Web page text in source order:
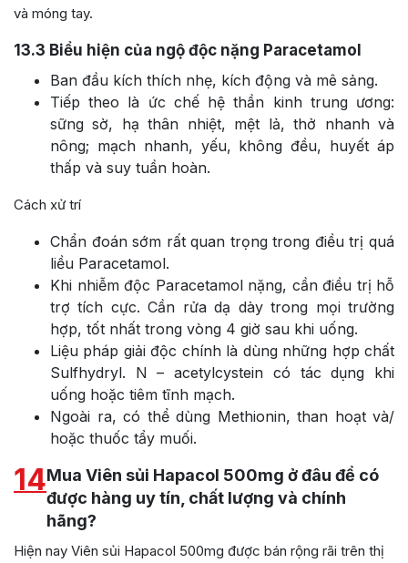
và móng tay.
13.3 Biểu hiện của ngộ độc nặng Paracetamol
Ban đầu kích thích nhẹ, kích động và mê sảng.
Tiếp theo là ức chế hệ thần kinh trung ương:
sững sờ, hạ thân nhiệt, mệt lả, thở nhanh và
nông; mạch nhanh, yếu, không đều, huyết áp
thấp và suy tuần hoàn.
Cách xử trí
Chẩn đoán sớm rất quan trọng trong điều trị quá
liều Paracetamol.
Khi nhiễm độc Paracetamol nặng, cần điều trị hỗ
trợ tích cực. Cần rửa dạ dày trong mọi trường
hợp, tốt nhất trong vòng 4 giờ sau khi uống.
Liệu pháp giải độc chính là dùng những hợp chất
Sulfhydryl. N – acetylcystein có tác dụng khi
uống hoặc tiêm tĩnh mạch.
Ngoài ra, có thể dùng Methionin, than hoạt và/
hoặc thuốc tẩy muối.
14Mua Viên sủi Hapacol 500mg ở đâu để có
được hàng uy tín, chất lượng và chính
hãng?
Hiện nay Viên sủi Hapacol 500mg được bán rộng rãi trên thị